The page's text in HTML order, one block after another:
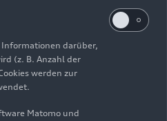
Hinweisgebersystem
Kontakt
Informationen darüber,
(z. B. Anzahl der
werden zur
Matomo und